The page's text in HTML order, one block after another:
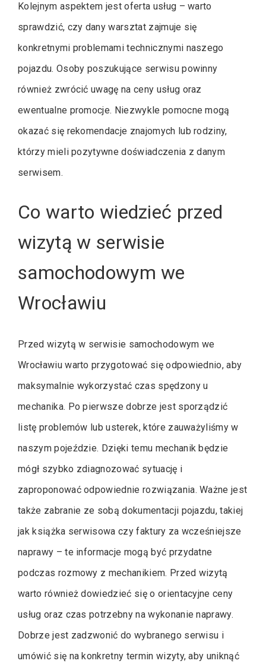
Kolejnym aspektem jest oferta usług – warto
sprawdzić, czy dany warsztat zajmuje się
konkretnymi problemami technicznymi naszego
pojazdu. Osoby poszukujące serwisu powinny
również zwrócić uwagę na ceny usług oraz
ewentualne promocje. Niezwykle pomocne mogą
okazać się rekomendacje znajomych lub rodziny,
którzy mieli pozytywne doświadczenia z danym
serwisem.
Co warto wiedzieć przed
wizytą w serwisie
samochodowym we
Wrocławiu
Przed wizytą w serwisie samochodowym we
Wrocławiu warto przygotować się odpowiednio, aby
maksymalnie wykorzystać czas spędzony u
mechanika. Po pierwsze dobrze jest sporządzić
listę problemów lub usterek, które zauważyliśmy w
naszym pojeździe. Dzięki temu mechanik będzie
mógł szybko zdiagnozować sytuację i
zaproponować odpowiednie rozwiązania. Ważne jest
także zabranie ze sobą dokumentacji pojazdu, takiej
jak książka serwisowa czy faktury za wcześniejsze
naprawy – te informacje mogą być przydatne
podczas rozmowy z mechanikiem. Przed wizytą
warto również dowiedzieć się o orientacyjne ceny
usług oraz czas potrzebny na wykonanie naprawy.
Dobrze jest zadzwonić do wybranego serwisu i
umówić się na konkretny termin wizyty, aby uniknąć